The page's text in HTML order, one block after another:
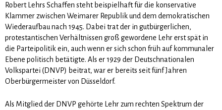
Robert Lehrs Schaffen steht beispielhaft für die konservative
Klammer zwischen Weimarer Republik und dem demokratischen
Wiederaufbau nach 1945. Dabei trat der in gutbürgerlichen,
protestantischen Verhältnissen groß gewordene Lehr erst spät in
die Parteipolitik ein, auch wenn er sich schon früh auf kommunaler
Ebene politisch betätigte. Als er 1929 der Deutschnationalen
Volkspartei (DNVP) beitrat, war er bereits seit fünf Jahren
Oberbürgermeister von Düsseldorf.
Als Mitglied der DNVP gehörte Lehr zum rechten Spektrum der